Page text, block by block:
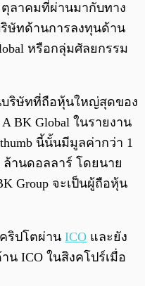
ลาคมที่ผ่านมากับทาง
ริษัทด้านการลงทุนด้าน
หรือกลุ่มศัลยกรรม
นบริษัทที่ถือหุ้นใหญ่สุดของ
BK Global ในรายงาน
นี้นั้นมีมูลค่ากว่า 1
านดอลลาร์ โดยนาย
Group จะเป็นผู้ถือหุ้น
ริปโตผ่าน ICO และยัง
น ICO ในสิงคโปร์เมื่อ